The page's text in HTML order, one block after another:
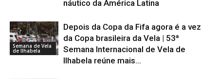
náutico da América Latina
Semana de Vela
de Ilhabela
Depois da Copa da Fifa agora é a vez
da Copa brasileira da Vela | 53ª
Semana Internacional de Vela de
Ilhabela reúne mais...